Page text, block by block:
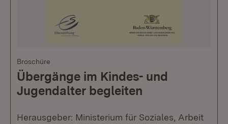
Broschüre
Übergänge im Kindes- und
Jugendalter begleiten
Herausgeber: Ministerium für Soziales, Arbeit